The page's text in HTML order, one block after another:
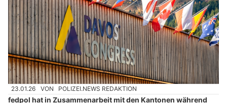
23.01.26 VON POLIZEI.NEWS REDAKTION
fedpol hat in Zusammenarbeit mit den Kantonen während